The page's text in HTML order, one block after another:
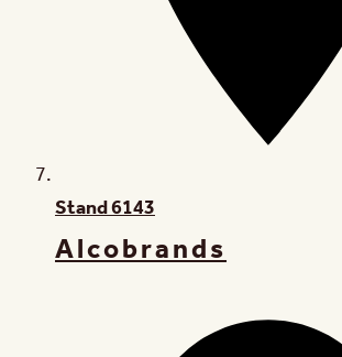
Stand6143
Alcobrands